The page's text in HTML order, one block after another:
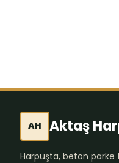
AH Aktaş
Harpuşta, beton parke